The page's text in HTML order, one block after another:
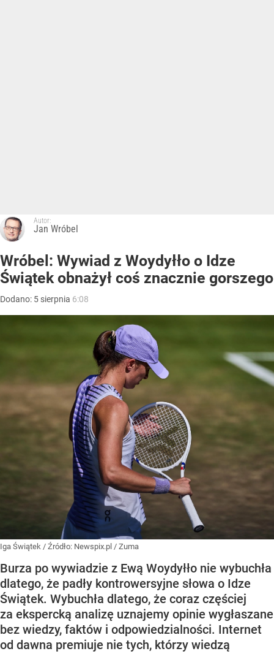
Autor:
Jan Wróbel
Wróbel: Wywiad z Woydyłło o Idze
Świątek obnażył coś znacznie gorszego
Dodano: 5 sierpnia 6:08
Iga Świątek / Źródło: Newspix.pl / Zuma
Burza po wywiadzie z Ewą Woydyłło nie wybuchła
dlatego, że padły kontrowersyjne słowa o Idze
Świątek. Wybuchła dlatego, że coraz częściej
za ekspercką analizę uznajemy opinie wygłaszane
bez wiedzy, faktów i odpowiedzialności. Internet
od dawna premiuje nie tych, którzy wiedzą